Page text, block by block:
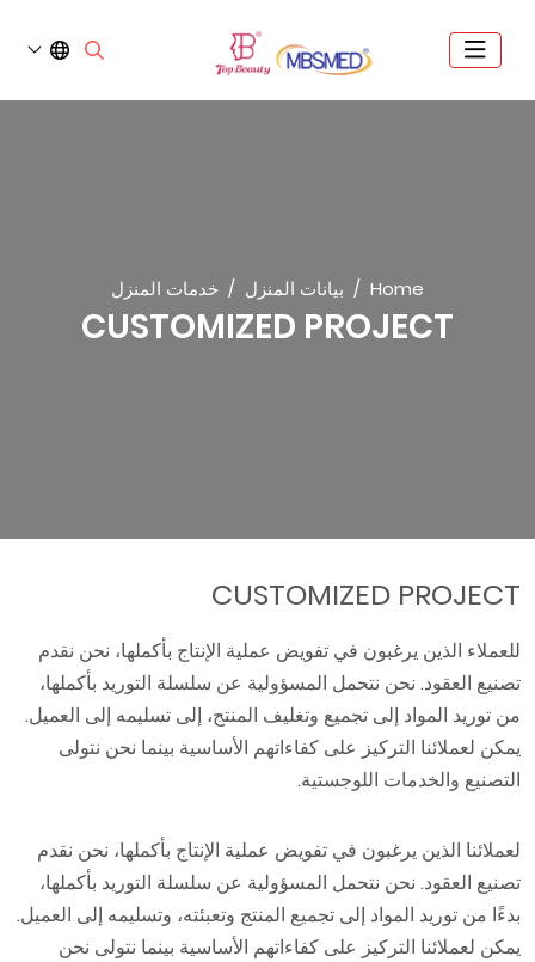
Home بيانات المنزل خدمات المنزل
CUSTOMIZED PROJECT
CUSTOMIZED PROJECT
للعملاء الذين يرغبون في تفويض عملية الإنتاج بأكملها، نحن نقدم
تصنيع العقود. نحن نتحمل المسؤولية عن سلسلة التوريد بأكملها،
من توريد المواد إلى تجميع وتغليف المنتج، إلى تسليمه إلى العميل.
يمكن لعملائنا التركيز على كفاءاتهم الأساسية بينما نحن نتولى
التصنيع والخدمات اللوجستية.
لعملائنا الذين يرغبون في تفويض عملية الإنتاج بأكملها، نحن نقدم
تصنيع العقود. نحن نتحمل المسؤولية عن سلسلة التوريد بأكملها،
بدءًا من توريد المواد إلى تجميع المنتج وتعبئته، وتسليمه إلى العميل.
يمكن لعملائنا التركيز على كفاءاتهم الأساسية بينما نتولى نحن